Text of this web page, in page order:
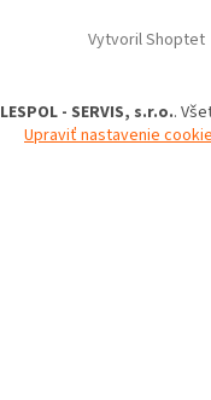
Vytvoril Shoptet
LESPOL - SERVIS, s.r.o..
Upraviť nastavenie